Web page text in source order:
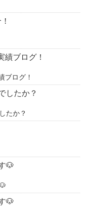
ブログ！
ログ！
したか？
たか？
🐶
🐶